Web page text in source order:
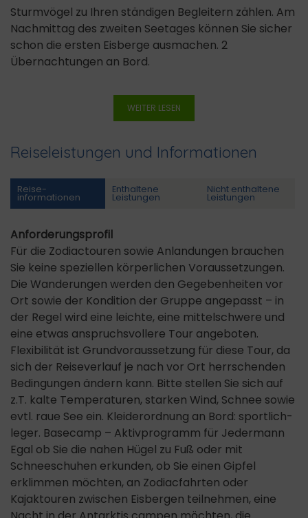
Sturmvögel zu Ihren ständigen Begleitern zählen. Am
Nachmittag des zweiten Seetages können Sie sicher
schon die ersten Eisberge ausmachen. 2
Übernachtungen an Bord.
WEITER LESEN
Reiseleistungen und Informationen
Reise­
informationen
Enthaltene
Leistungen
Nicht enthaltene
Leistungen
Anforderungsprofil
Für die Zodiactouren sowie Anlandungen brauchen
Sie keine speziellen körperlichen Voraussetzungen.
Die Wanderungen werden den Gegebenheiten vor
Ort sowie der Kondition der Gruppe angepasst – in
der Regel wird eine leichte, eine mittelschwere und
eine etwas anspruchsvollere Tour angeboten.
Flexibilität ist Grundvoraussetzung für diese Tour, da
sich der Reiseverlauf je nach vor Ort herrschenden
Bedingungen ändern kann. Bitte stellen Sie sich auf
z.T. kalte Temperaturen, starken Wind, Schnee sowie
evtl. raue See ein. Kleiderordnung an Bord: sportlich-
leger. Basecamp – Aktivprogramm für Jedermann
Egal ob Sie die nahen Hügel zu Fuß oder mit
Schneeschuhen erkunden, ob Sie einen Gipfel
erklimmen möchten, an Zodiacfahrten oder
Kajaktouren zwischen Eisbergen teilnehmen, eine